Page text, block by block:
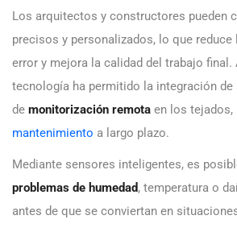
Los arquitectos y constructores pueden
precisos y personalizados, lo que reduce
error y mejora la calidad del trabajo final.
tecnología ha permitido la integración de
de monitorización remota en los
mantenimiento a largo plazo.
Mediante sensores inteligentes, es
problemas de humedad, temperatura o
antes de que se conviertan en